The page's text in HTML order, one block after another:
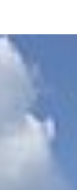
Gemeinnützige